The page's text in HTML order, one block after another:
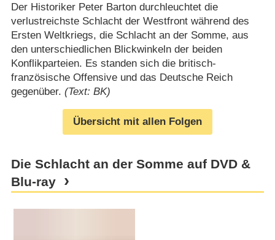
Der Historiker Peter Barton durchleuchtet die
verlustreichste Schlacht der Westfront während des
Ersten Weltkriegs, die Schlacht an der Somme, aus
den unterschiedlichen Blickwinkeln der beiden
Konflikparteien. Es standen sich die britisch-
französische Offensive und das Deutsche Reich
gegenüber. (Text: BK)
Übersicht mit allen Folgen
Die Schlacht an der Somme auf DVD &
Blu-ray